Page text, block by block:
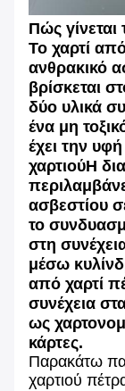
Πώς
Το χαρτί
ανθρακικό
βρίσκεται
δύο υλικά
ένα μη
έχει την
χαρτιούΗ
ασβεστίου
το
στη
μέσω
από χαρτί
συνέχεια
ως
κάρτες.
Παρακάτω
χαρτιού